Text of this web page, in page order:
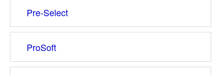
Pre-Select
ProSoft